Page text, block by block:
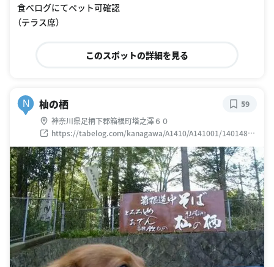
食べログにてペット可確認
（テラス席）
このスポットの詳細を見る
N 杣の栖
神奈川県足柄下郡箱根町塔之澤６０
https://tabelog.com/kanagawa/A1410/A141001/14014897
/
59